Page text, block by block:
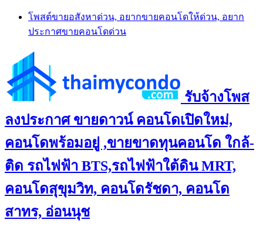
Skip
content
โพสต์ขายอสังหาด่วน, อยากขายคอนโดให้ด่วน, อยาก
ประกาศขายคอนโดด่วน
รับจ้างโพส
ลงประกาศ ขายดาวน์ คอนโดเปิดใหม่,
คอนโดพร้อมอยู่ ,ขายขาดทุนคอนโด ใกล้-
ติด รถไฟฟ้า BTS,รถไฟฟ้าใต้ดิน MRT,
คอนโดสุขุมวิท, คอนโดรัชดา, คอนโด
สาทร, อ่อนนุช